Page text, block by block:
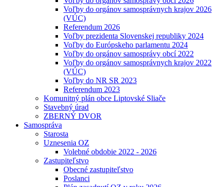
Voľby do orgánov samosprávnych krajov 2026
(VÚC)
Referendum 2026
Voľby prezidenta Slovenskej republiky 2024
Voľby do Európskeho parlamentu 2024
Voľby do orgánov samosprávy obcí 2022
Voľby do orgánov samosprávnych krajov 2022
(VÚC)
Voľby do NR SR 2023
Referendum 2023
Komunitný plán obce Liptovské Sliače
Stavebný úrad
ZBERNÝ DVOR
Samospráva
Starosta
Uznesenia OZ
Volebné obdobie 2022 - 2026
Zastupiteľstvo
Obecné zastupiteľstvo
Poslanci